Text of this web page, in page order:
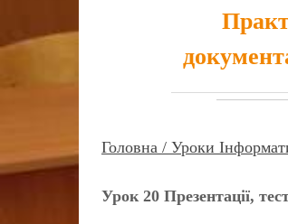
Головна / Уроки
Урок 20 Презентації,